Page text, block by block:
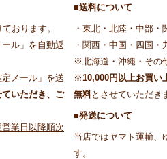
おります。
ル」を自動返
メール」 を送
いただき、ご
業日以降順次
■送料について
・東北・北陸・中部
・関西・中国・四国・
※北海道・沖縄・その
※10,000円以上お買い
無料とさせていただき
■発送について
当店ではヤマト運輸、
す。